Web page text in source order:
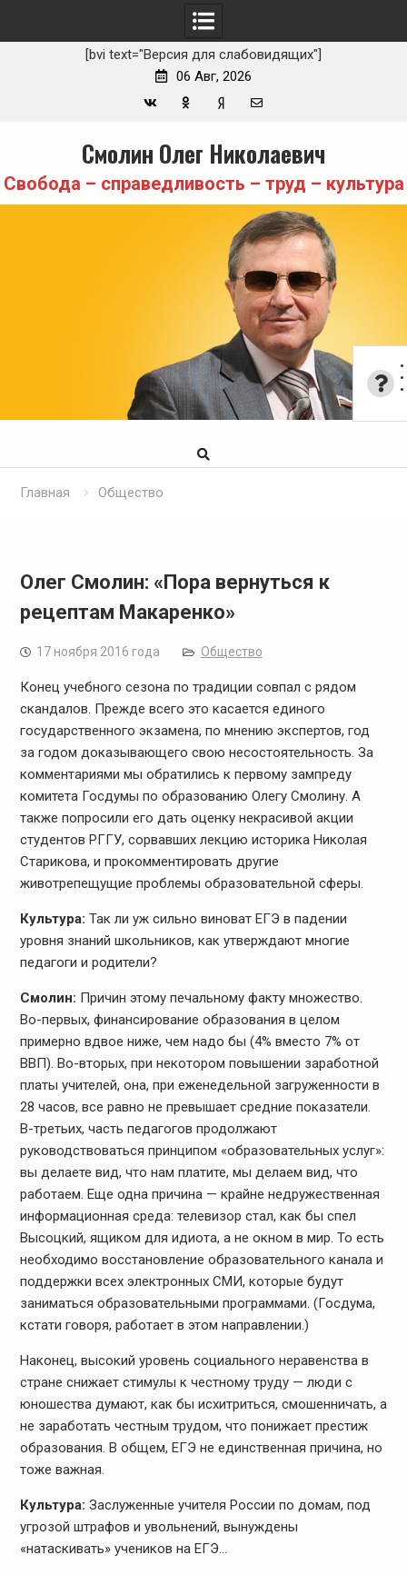
[bvi text="Версия для слабовидящих"]
06 Авг, 2026
Zen
mail
content
Смолин Олег Николаевич
Свобода – справедливость – труд – культура
Главная Общество
Олег Смолин: «Пора вернуться к
рецептам Макаренко»
17 ноября 2016 года Общество
Конец учебного сезона по традиции совпал с рядом
скандалов. Прежде всего это касается единого
государственного экзамена, по мнению экспертов, год
за годом доказывающего свою несостоятельность. За
комментариями мы обратились к первому зампреду
комитета Госдумы по образованию Олегу Смолину. А
также попросили его дать оценку некрасивой акции
студентов РГГУ, сорвавших лекцию историка Николая
Старикова, и прокомментировать другие
животрепещущие проблемы образовательной сферы.
Культура: Так ли уж сильно виноват ЕГЭ в падении
уровня знаний школьников, как утверждают многие
педагоги и родители?
Смолин: Причин этому печальному факту множество.
Во-первых, финансирование образования в целом
примерно вдвое ниже, чем надо бы (4% вместо 7% от
ВВП). Во-вторых, при некотором повышении заработной
платы учителей, она, при еженедельной загруженности в
28 часов, все равно не превышает средние показатели.
В-третьих, часть педагогов продолжают
руководствоваться принципом «образовательных услуг»:
вы делаете вид, что нам платите, мы делаем вид, что
работаем. Еще одна причина — крайне недружественная
информационная среда: телевизор стал, как бы спел
Высоцкий, ящиком для идиота, а не окном в мир. То есть
необходимо восстановление образовательного канала и
поддержки всех электронных СМИ, которые будут
заниматься образовательными программами. (Госдума,
кстати говоря, работает в этом направлении.)
Наконец, высокий уровень социального неравенства в
стране снижает стимулы к честному труду — люди с
юношества думают, как бы исхитриться, смошенничать, а
не заработать честным трудом, что понижает престиж
образования. В общем, ЕГЭ не единственная причина, но
тоже важная.
Культура: Заслуженные учителя России по домам, под
угрозой штрафов и увольнений, вынуждены
«натаскивать» учеников на ЕГЭ…